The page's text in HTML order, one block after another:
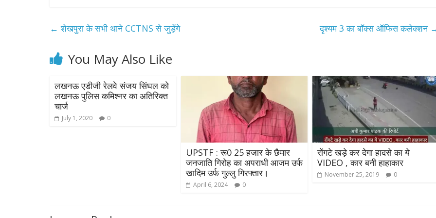
← शेखपुरा के सभी थाने CCTNS से जुड़ेंगे दृश्यम 3 का बॉक्स ऑफिस कलेक्शन
You May Also Like
लखनऊ एडीजी रेलवे संजय सिंघल को
लखनऊ पुलिस कमिश्नर का अतिरिक्त
चार्ज
July 1, 2020 0
UPSTF : रू0 25 हजार के छैमार
जनजाति गिरोह का अपराधी आजम उर्फ
खादिम उर्फ गुल्लु गिरफ्तार।
April 6, 2024 0
रोंगटे खड़े कर देगा हादसे का ये
VIDEO , कार बनी हाहाकार
November 25, 2019 0